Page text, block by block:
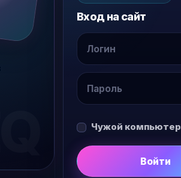
Вход на сайт
Чужой компьютер
Войти